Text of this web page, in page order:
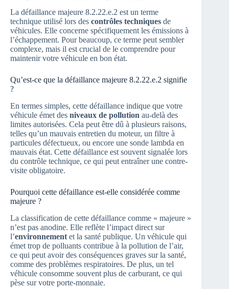
La défaillance majeure 8.2.22.e.2 est un terme
technique utilisé lors des contrôles techniques de
véhicules. Elle concerne spécifiquement les émissions à
l’échappement. Pour beaucoup, ce terme peut sembler
complexe, mais il est crucial de le comprendre pour
maintenir votre véhicule en bon état.
Qu’est-ce que la défaillance majeure 8.2.22.e.2 signifie
?
En termes simples, cette défaillance indique que votre
véhicule émet des niveaux de pollution au-delà des
limites autorisées. Cela peut être dû à plusieurs raisons,
telles qu’un mauvais entretien du moteur, un filtre à
particules défectueux, ou encore une sonde lambda en
mauvais état. Cette défaillance est souvent signalée lors
du contrôle technique, ce qui peut entraîner une contre-
visite obligatoire.
Pourquoi cette défaillance est-elle considérée comme
majeure ?
La classification de cette défaillance comme « majeure »
n’est pas anodine. Elle reflète l’impact direct sur
l’environnement et la santé publique. Un véhicule qui
émet trop de polluants contribue à la pollution de l’air,
ce qui peut avoir des conséquences graves sur la santé,
comme des problèmes respiratoires. De plus, un tel
véhicule consomme souvent plus de carburant, ce qui
pèse sur votre porte-monnaie.